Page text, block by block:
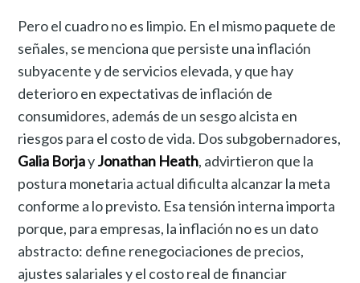
Pero el cuadro no es limpio. En el mismo paquete de
señales, se menciona que persiste una inflación
subyacente y de servicios elevada, y que hay
deterioro en expectativas de inflación de
consumidores, además de un sesgo alcista en
riesgos para el costo de vida. Dos subgobernadores,
Galia BorjayJonathan Heath, advirtieron que la
postura monetaria actual dificulta alcanzar la meta
conforme a lo previsto. Esa tensión interna importa
porque, para empresas, la inflación no es un dato
abstracto: define renegociaciones de precios,
ajustes salariales y el costo real de financiar